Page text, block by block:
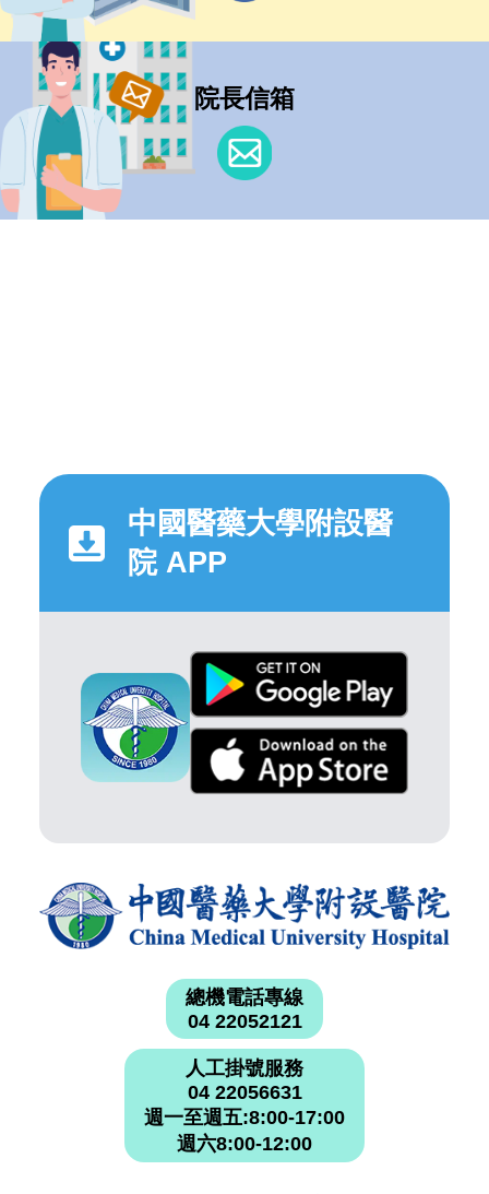
院長信箱
中國醫藥大學附設醫
院 APP
總機電話專線
04 22052121
人工掛號服務
04 22056631
週一至週五:8:00-17:00
週六8:00-12:00